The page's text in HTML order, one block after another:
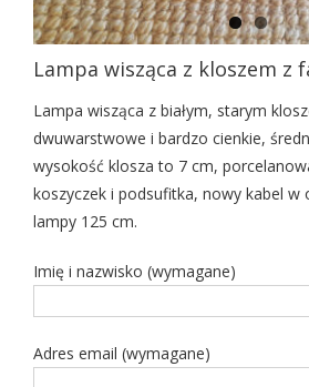
Lampa wisząca z kloszem z
Lampa wisząca z białym, starym
dwuwarstwowe i bardzo cienkie,
wysokość klosza to 7 cm,
koszyczek i podsufitka, nowy kabel w
lampy 125 cm.
Imię i nazwisko (wymagane)
Adres email (wymagane)